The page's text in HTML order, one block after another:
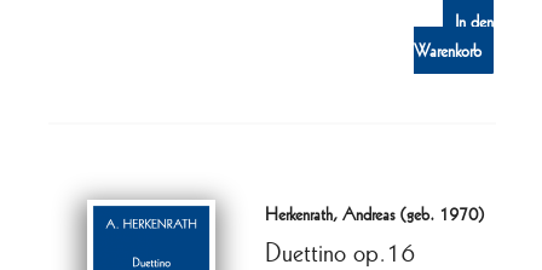
In den
Warenkorb
Herkenrath, Andreas (geb. 1970)
Duettino op.16